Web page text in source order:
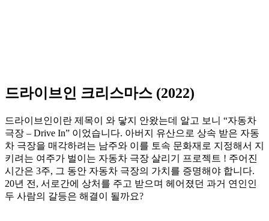
드라이브인 크리스마스 (2022)
드라이브인이란 제목이 와 닿지 안왔는데 알고 보니 “자동차
극장 – Drive In” 이었습니다. 아버지 유산으로 상속 받은 자동
차 극장을 매각하려는 남주와 이를 토속 문화재로 지정해서 지
키려는 여주가 벌이는 자동차 극장 살리기 프로젝트 ! 주어진
시간은 3주, 그 동안 자동차 극장의 가치를 증명해야 합니다.
20년 전, 서로간에 상처를 주고 받으며 헤어졌던 과거 연인인
두 사람의 갈등은 해결이 될까요?